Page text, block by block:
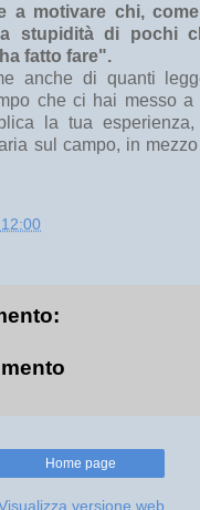
a motivare chi,
stupidità di pochi
fatto fare".
anche di quanti
che ci hai messo a
la tua
sul campo, in
Home page
versione web